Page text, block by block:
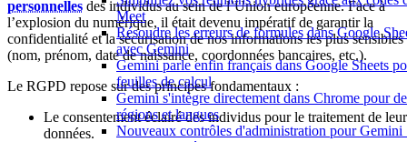
Meet
Résoudre les erreurs de formules dans Google
avec Gemini
Gemini parle enfin français dans Google Sheets
feuilles de calcul
Gemini s'intègre directement dans Chrome pour
régions et langues
Nouveaux contrôles d'administration pour Gemini
personnelles des individus au sein de l’Union européenne. Face à
l’explosion du numérique, il était devenu impératif de garantir la
confidentialité et la sécurisation de nos informations les plus sensibles
(nom, prénom, date de naissance, coordonnées bancaires, etc.).
Le RGPD repose sur des principes fondamentaux :
Le consentement éclairé des individus pour le traitement de
données.